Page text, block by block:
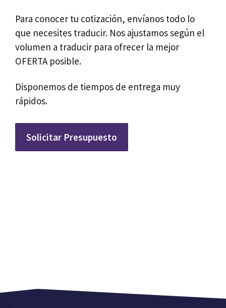
Para conocer tu cotización, envíanos todo lo
que necesites traducir. Nos ajustamos según el
volumen a traducir para ofrecer la mejor
OFERTA posible.
Disponemos de tiempos de entrega muy
rápidos.
Solicitar Presupuesto